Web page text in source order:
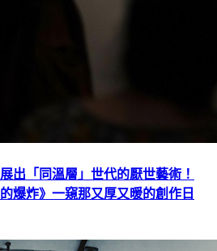
出「同溫層」世代的厭世藝術！
爆炸》一窺那又厚又暖的創作日